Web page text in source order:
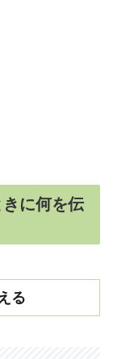
に何を伝
る